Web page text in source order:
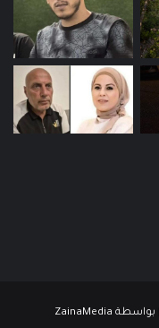
| بواسطة ZainaMedia